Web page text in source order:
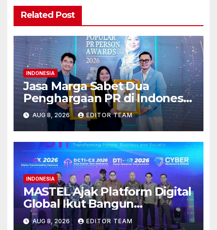
Related Post
INDONESIA
Jasa Marga Sabet Dua
Penghargaan PR di Indonesia
Public Relations Summit 2026
AUG 8, 2026 EDITOR TEAM
INDONESIA
MASTEL Ajak Platform Digital
Global Ikut Bangun
Infrastruktur Digital Nasional
AUG 8, 2026 EDITOR TEAM